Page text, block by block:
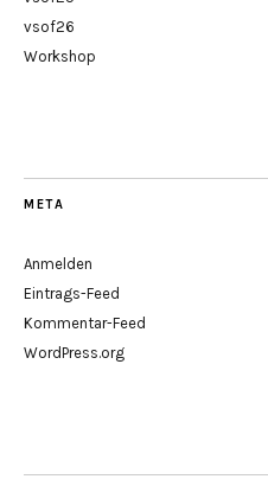
vsof26
Workshop
META
Anmelden
Eintrags-Feed
Kommentar-Feed
WordPress.org